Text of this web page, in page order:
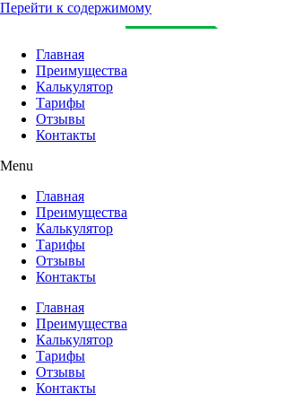
Перейти к содержимому
Главная
Преимущества
Калькулятор
Тарифы
Отзывы
Контакты
Menu
Главная
Преимущества
Калькулятор
Тарифы
Отзывы
Контакты
Главная
Преимущества
Калькулятор
Тарифы
Отзывы
Контакты